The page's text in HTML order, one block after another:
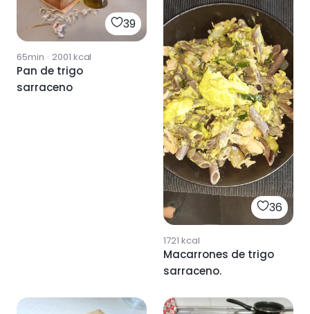
39
65min · 2001 kcal
Pan de trigo
sarraceno
36
1721 kcal
Macarrones de trigo
sarraceno.